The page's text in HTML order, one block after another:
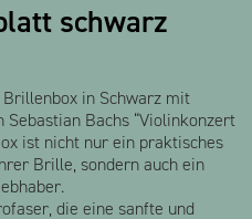
bauxili schwarz
in Schwarz mit
Bachs “Violinkonzert
ist nicht nur ein praktisches
Brille, sondern auch ein
die eine sanfte und